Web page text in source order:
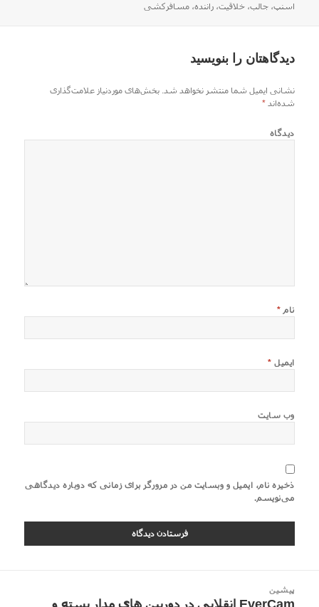
شدهاسنپ،جالب،خلاقیت،راننده،مسافرکشی
دیدگاهتان را بنویسید
نشانی ایمیل شما منتشر نخواهد شد. بخش‌های موردنیاز علامت‌گذاری
شده‌اند*
دیدگاه
نام *
ایمیل *
وب‌ سایت
ذخیره نام، ایمیل و وبسایت من در مرورگر برای زمانی که دوباره دیدگاهی
می‌نویسم.
نوشته
پیشین
نوشته EverCam انقلابی در دوربین های مدار بسته و